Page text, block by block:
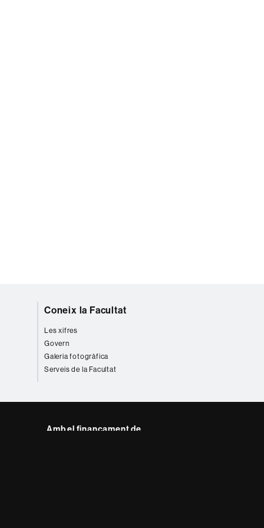
Coneix la Facultat
Les xifres
Govern
Galeria fotogràfica
Serveis de la Facultat
Amb el finançament de